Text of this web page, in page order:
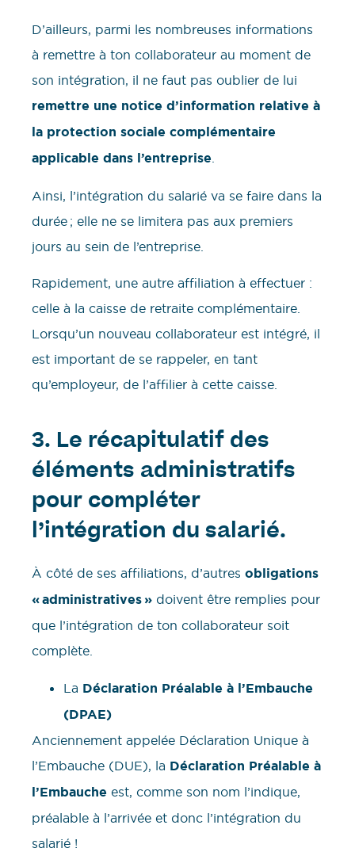
D’ailleurs, parmi les nombreuses informations
à remettre à ton collaborateur au moment de
son intégration, il ne faut pas oublier de lui
remettre une notice d’information relative à
la protection sociale complémentaire
applicable dans l’entreprise.
Ainsi, l’intégration du salarié va se faire dans la
durée ; elle ne se limitera pas aux premiers
jours au sein de l’entreprise.
Rapidement, une autre affiliation à effectuer :
celle à la caisse de retraite complémentaire.
Lorsqu’un nouveau collaborateur est intégré, il
est important de se rappeler, en tant
qu’employeur, de l’affilier à cette caisse.
3. Le récapitulatif des
éléments administratifs
pour compléter
l’intégration du salarié.
À côté de ses affiliations, d’autres obligations
« administratives » doivent être remplies pour
que l’intégration de ton collaborateur soit
complète.
La Déclaration Préalable à l’Embauche
(DPAE)
Anciennement appelée Déclaration Unique à
l’Embauche (DUE), la Déclaration Préalable à
l’Embauche est, comme son nom l’indique,
préalable à l’arrivée et donc l’intégration du
salarié !